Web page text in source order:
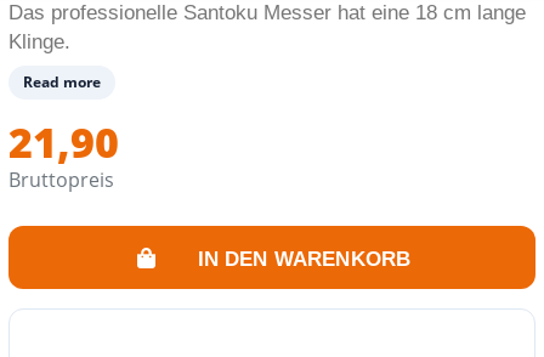
Das professionelle Santoku Messer hat eine 18 cm lange
Klinge.
Read more
21,90
Bruttopreis
IN DEN WARENKORB